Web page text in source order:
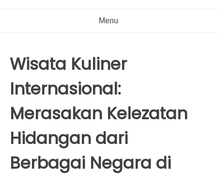
Menu
Wisata Kuliner
Internasional:
Merasakan Kelezatan
Hidangan dari
Berbagai Negara di